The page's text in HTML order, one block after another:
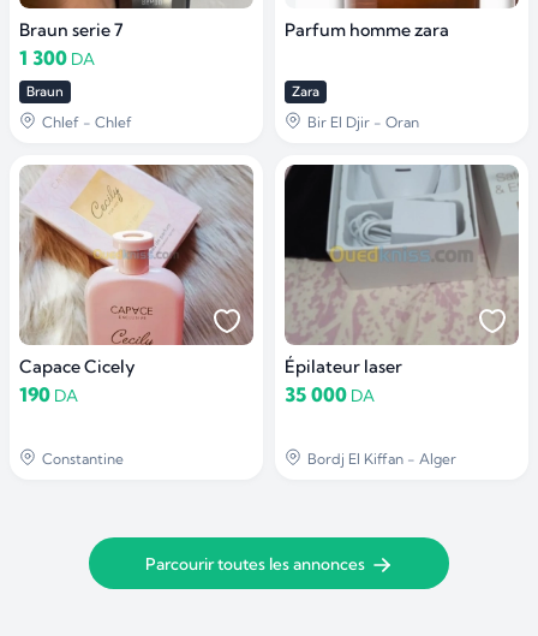
Braun serie 7
1 300 DA
Braun
Chlef - Chlef
Parfum homme zara
Zara
Bir El Djir - Oran
Capace Cicely
190 DA
Constantine
Épilateur laser
35 000 DA
Bordj El Kiffan - Alger
Parcourir toutes les annonces